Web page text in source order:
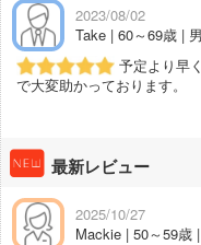
2023/08/02
Take | 60～69歳 |
予定より早
で大変助かっております。
最新レビュー
2025/10/27
Mackie | 50～59歳